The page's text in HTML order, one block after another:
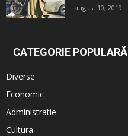
august 10, 2019
CATEGORIE POPULARĂ
Diverse
Economic
Administratie
Cultura